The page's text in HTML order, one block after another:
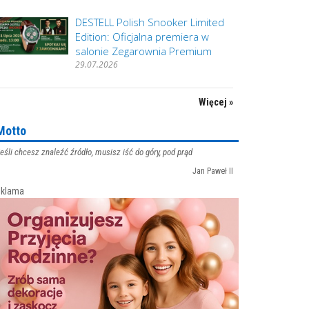
DESTELL Polish Snooker Limited
Edition: Oficjalna premiera w
salonie Zegarownia Premium
29.07.2026
Więcej »
chcesz znaleźć źródło, musisz iść do góry, pod prąd
Jan Paweł II